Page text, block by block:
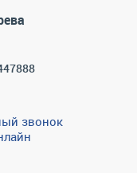
звонок